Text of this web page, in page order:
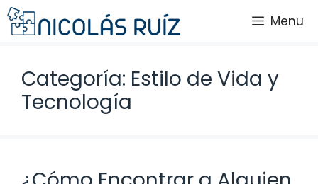
Saltar
al
Menu
Categoría: Estilo de Vida y
Tecnología